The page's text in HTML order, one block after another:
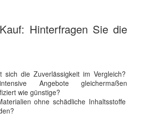
Hinterfragen Sie die
sich die Zuverlässigkeit im Vergleich?
Angebote gleichermaßen
wie günstige?
ohne schädliche Inhaltsstoffe